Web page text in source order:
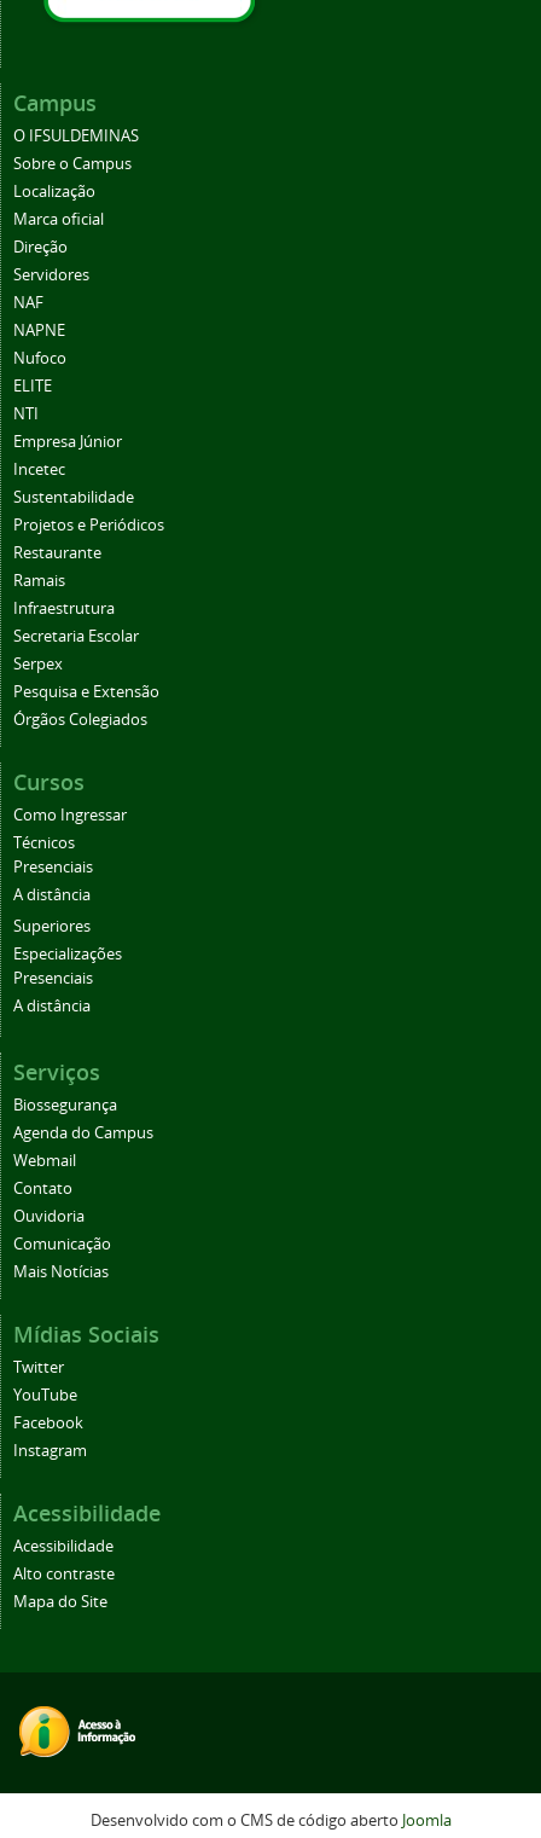
Campus
O IFSULDEMINAS
Sobre o Campus
Localização
Marca oficial
Direção
Servidores
NAF
NAPNE
Nufoco
ELITE
NTI
Empresa Júnior
Incetec
Sustentabilidade
Projetos e Periódicos
Restaurante
Ramais
Infraestrutura
Secretaria Escolar
Serpex
Pesquisa e Extensão
Órgãos Colegiados
Cursos
Como Ingressar
Técnicos
Presenciais
A distância
Superiores
Especializações
Presenciais
A distância
Serviços
Biossegurança
Agenda do Campus
Webmail
Contato
Ouvidoria
Comunicação
Mais Notícias
Mídias Sociais
Twitter
YouTube
Facebook
Instagram
Acessibilidade
Acessibilidade
Alto contraste
Mapa do Site
Desenvolvido com o CMS de código aberto Joomla